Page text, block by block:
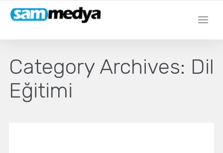
Category Archives: Dil
Eğitimi